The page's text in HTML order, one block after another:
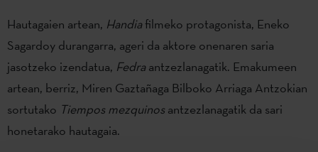
Hautagaien artean, Handiafilmeko protagonista, Eneko
Sagardoy durangarra, ageri da aktore onenaren saria
jasotzeko izendatua, Fedraantzezlanagatik. Emakumeen
artean, berriz, Miren Gaztañaga Bilboko Arriaga Antzokian
sortutako Tiempos mezquinosantzezlanagatik da sari
honetarako hautagaia.